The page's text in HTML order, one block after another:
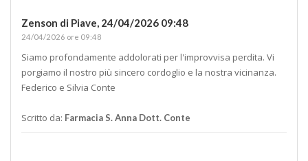
Zenson di Piave, 24/04/2026 09:48
24/04/2026 ore 09:48
Siamo profondamente addolorati per l'improvvisa perdita. Vi
porgiamo il nostro più sincero cordoglio e la nostra vicinanza.
Federico e Silvia Conte
Scritto da: Farmacia S. Anna Dott. Conte